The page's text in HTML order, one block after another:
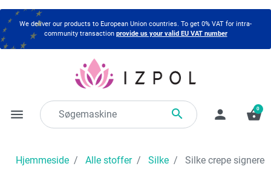
We deliver our products to European Union countries. To get 0% VAT for intra-
community transaction provide us your valid EU VAT number
menu  person shopping_basket
0
Hjemmeside Alle stoffer Silke Silke crepe